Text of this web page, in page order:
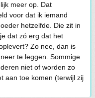
meer op. Dat
voor dat ik iemand
hetzelfde. Die zit in
dat zó erg dat het
Zo nee, dan is
te leggen. Sommige
niet of worden zo
aan toe komen (terwijl zij